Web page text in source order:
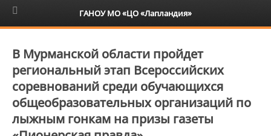
6+
В Мурманской области пройдет
региональный этап Всероссийских
соревнований среди обучающихся
общеобразовательных организаций по
лыжным гонкам на призы газеты
ГАНОУ МО «ЦО «Лапландия»